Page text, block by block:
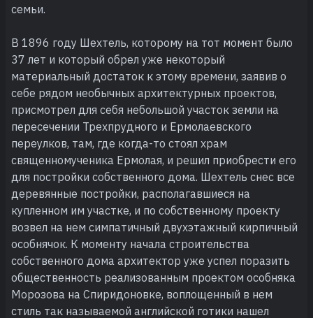
семьи.
В 1896 году Шехтель, которому на тот момент было
37 лет и который обрел уже некоторый
материальный достаток к этому времени, заявив о
себе рядом необычных архитектурных проектов,
присмотрел для себя небольшой участок земли на
пересечении Трехпрудного и Ермолаевского
переулков, там, где когда-то стоял храм
священномученика Ермолая, и решил приобрести его
для постройки собственного дома. Шехтель снес все
деревянные постройки, располагавшиеся на
купленном им участке, и по собственному проекту
возвел на нем симпатичный двухэтажный кирпичный
особнячок. К моменту начала строительства
собственного дома архитектор уже успел поразить
общественность реализованным проектом особняка
Морозова на Спиридоновке, воплощенный в нем
стиль так называемой английской готики нашел